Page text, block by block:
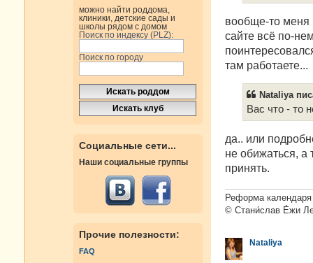
можно найти роддома,
клиники, детские сады и
школы рядом с домом
Поиск по индексу (PLZ):
Поиск по городу
Социальные сети...
Наши социальные группы
Прочие полезности:
FAQ
е
вообще-то меня
сайте всё по-
там работаете...
Nataliya
Вас что - то
да.. или
не обижаться, а
принять.
Реформа
© Стани́слав Е́жи
Nataliya